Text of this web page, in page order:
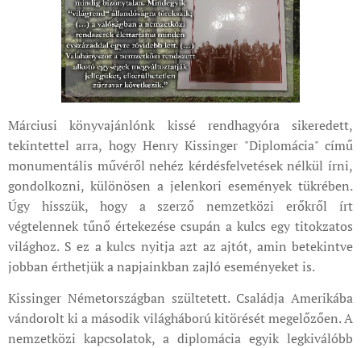
Márciusi könyvajánlónk kissé rendhagyóra sikeredett,
tekintettel arra, hogy Henry Kissinger "Diplomácia" című
monumentális művéről nehéz kérdésfelvetések nélkül írni,
gondolkozni, különösen a jelenkori események tükrében.
Úgy hisszük, hogy a szerző nemzetközi erőkről írt
végtelennek tűnő értekezése csupán a kulcs egy titokzatos
világhoz. S ez a kulcs nyitja azt az ajtót, amin betekintve
jobban érthetjük a napjainkban zajló eseményeket is.
Kissinger Németországban szültetett. Családja Amerikába
vándorolt ki a második világháború kitörését megelőzően. A
nemzetközi kapcsolatok, a diplomácia egyik legkiválóbb